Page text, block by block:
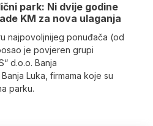
park: Ni dvije godine
KM za nova ulaganja
najpovoljnijeg ponuđača (od
je povjeren grupi
d.o.o. Banja
Luka, firmama koje su
parku.